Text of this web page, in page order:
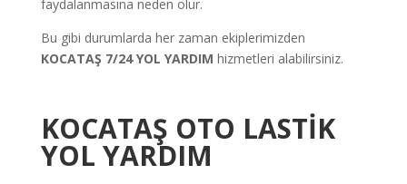
faydalanmasına neden olur.
Bu gibi durumlarda her zaman ekiplerimizden
KOCATAŞ 7/24 YOL YARDIM hizmetleri alabilirsiniz.
KOCATAŞ OTO LASTİK
YOL YARDIM